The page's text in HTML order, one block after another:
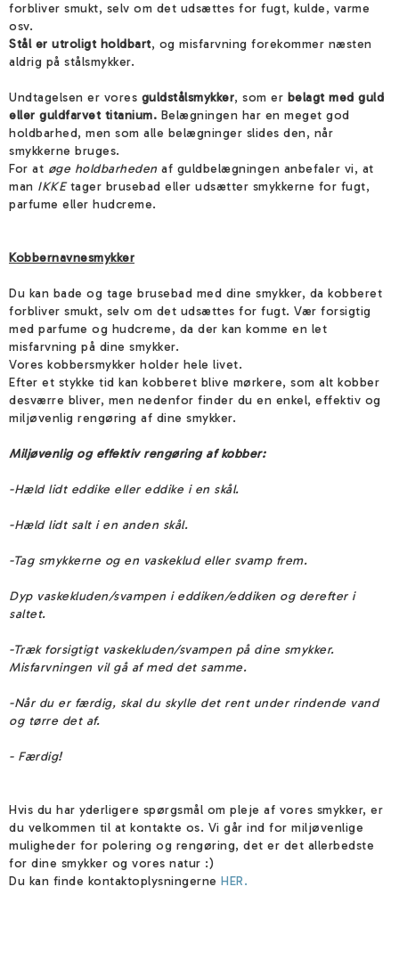
forbliver smukt, selv om det udsættes for fugt, kulde, varme
osv.
Stål er utroligt holdbart, og misfarvning forekommer næsten
aldrig på stålsmykker.
Undtagelsen er vores guldstålsmykker, som er belagt med guld
eller guldfarvet titanium. Belægningen har en meget god
holdbarhed, men som alle belægninger slides den, når
smykkerne bruges.
For at øge holdbarheden af guldbelægningen anbefaler vi, at
man IKKEtager brusebad eller udsætter smykkerne for fugt,
parfume eller hudcreme.
Kobbernavnesmykker
Du kan bade og tage brusebad med dine smykker, da kobberet
forbliver smukt, selv om det udsættes for fugt. Vær forsigtig
med parfume og hudcreme, da der kan komme en let
misfarvning på dine smykker.
Vores kobbersmykker holder hele livet.
Efter et stykke tid kan kobberet blive mørkere, som alt kobber
desværre bliver, men nedenfor finder du en enkel, effektiv og
miljøvenlig rengøring af dine smykker.
Miljøvenlig og effektiv rengøring af kobber:
-Hæld lidt eddike eller eddike i en skål.
-Hæld lidt salt i en anden skål.
-Tag smykkerne og en vaskeklud eller svamp frem.
Dyp vaskekluden/svampen i eddiken/eddiken og derefter i
saltet.
-Træk forsigtigt vaskekluden/svampen på dine smykker.
Misfarvningen vil gå af med det samme.
-Når du er færdig, skal du skylle det rent under rindende vand
og tørre det af.
- Færdig!
Hvis du har yderligere spørgsmål om pleje af vores smykker, er
du velkommen til at kontakte os. Vi går ind for miljøvenlige
muligheder for polering og rengøring, det er det allerbedste
for dine smykker og vores natur :)
Du kan finde kontaktoplysningerne HER.